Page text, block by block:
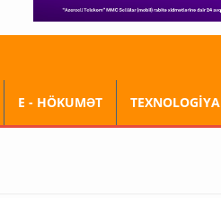
E - HÖKUMƏT TEXNOLOGİYA